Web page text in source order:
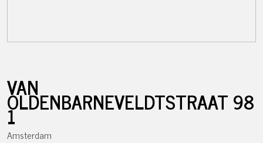
VAN
OLDENBARNEVELDTSTRAAT98
1
Amsterdam